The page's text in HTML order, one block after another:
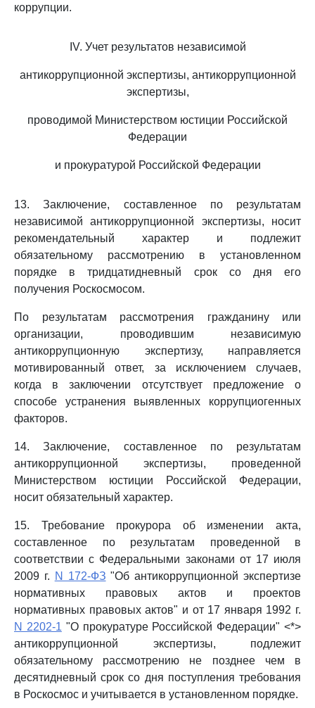
коррупции.
IV. Учет результатов независимой
антикоррупционной экспертизы, антикоррупционной
экспертизы,
проводимой Министерством юстиции Российской
Федерации
и прокуратурой Российской Федерации
13. Заключение, составленное по результатам
независимой антикоррупционной экспертизы, носит
рекомендательный характер и подлежит
обязательному рассмотрению в установленном
порядке в тридцатидневный срок со дня его
получения Роскосмосом.
По результатам рассмотрения гражданину или
организации, проводившим независимую
антикоррупционную экспертизу, направляется
мотивированный ответ, за исключением случаев,
когда в заключении отсутствует предложение о
способе устранения выявленных коррупциогенных
факторов.
14. Заключение, составленное по результатам
антикоррупционной экспертизы, проведенной
Министерством юстиции Российской Федерации,
носит обязательный характер.
15. Требование прокурора об изменении акта,
составленное по результатам проведенной в
соответствии с Федеральными законами от 17 июля
2009 г. N 172-ФЗ "Об антикоррупционной экспертизе
нормативных правовых актов и проектов
нормативных правовых актов" и от 17 января 1992 г.
N 2202-1 "О прокуратуре Российской Федерации" <*>
антикоррупционной экспертизы, подлежит
обязательному рассмотрению не позднее чем в
десятидневный срок со дня поступления требования
в Роскосмос и учитывается в установленном порядке.